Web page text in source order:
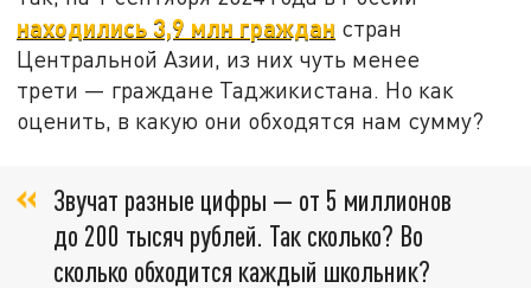
находились 3,9 млн граждан стран
Центральной Азии, из них чуть менее
трети — граждане Таджикистана. Но как
оценить, в какую они обходятся нам сумму?
Звучат разные цифры — от 5 миллионов
до 200 тысяч рублей. Так сколько? Во
сколько обходится каждый школьник?